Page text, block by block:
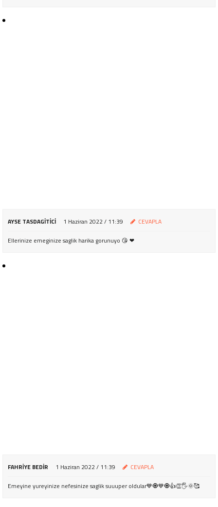
AYSE TASDAGITICI 1 Haziran 2022 / 11:39 CEVAPLA
Ellerinize emeginize saglik harika gorunuyo 😘 ❤
FAHRIYE BEDIR 1 Haziran 2022 / 11:39 CEVAPLA
Emeyine yureyinize nefesinize saglik suuuper oldular💙🧿💙🧿👍👏🖐🌞🥰